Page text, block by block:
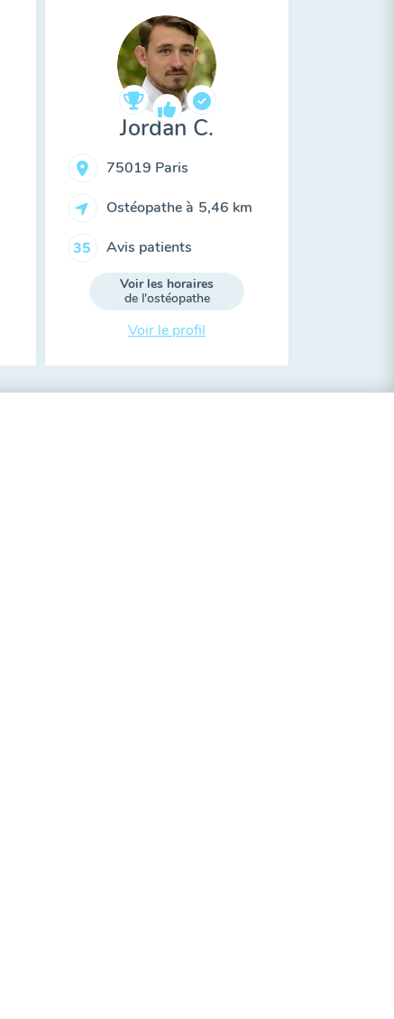
Jordan C.
75019 Paris
Ostéopathe à 5,46 km
35 Avis patients
Voir les horaires
de l'ostéopathe
Voir le profil